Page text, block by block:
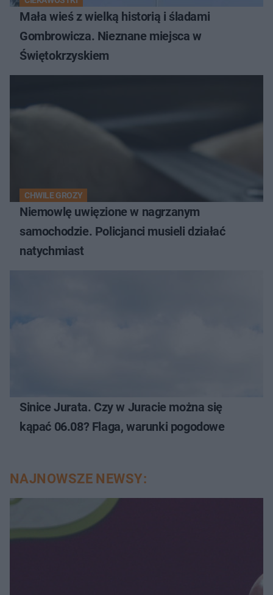
Mała wieś z wielką historią i śladami
Gombrowicza. Nieznane miejsca w
Świętokrzyskiem
CHWILE GROZY
Niemowlę uwięzione w nagrzanym
samochodzie. Policjanci musieli działać
natychmiast
Sinice Jurata. Czy w Juracie można się
kąpać 06.08? Flaga, warunki pogodowe
NAJNOWSZE NEWSY: